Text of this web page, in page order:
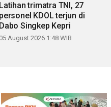
Latihan trimatra TNI, 27
personel KDOL terjun di
Dabo Singkep Kepri
05 August 2026 1:48 WIB